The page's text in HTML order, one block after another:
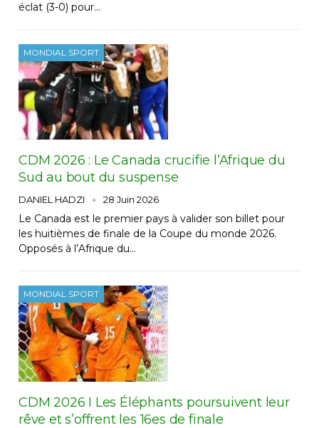
éclat (3-0) pour…
MONDIAL SPORT
CDM 2026 : Le Canada crucifie l’Afrique du
Sud au bout du suspense
DANIEL HADZI 28 Juin 2026
Le Canada est le premier pays à valider son billet pour
les huitièmes de finale de la Coupe du monde 2026.
Opposés à l’Afrique du…
MONDIAL SPORT
CDM 2026 I Les Éléphants poursuivent leur
rêve et s’offrent les 16es de finale